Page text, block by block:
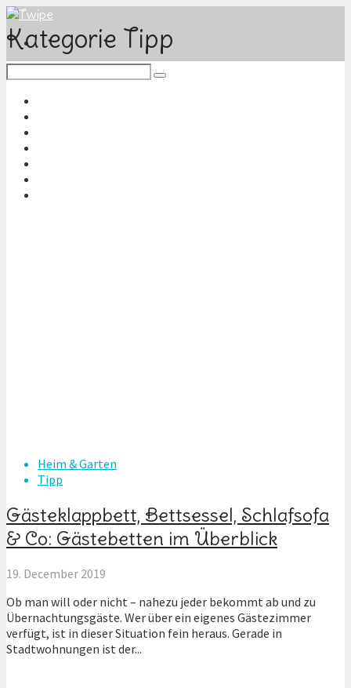
Kategorie Tipp
Heim & Garten
Tipp
Gästeklappbett, Bettsessel, Schlafsofa
& Co: Gästebetten im Überblick
19. December 2019
Ob man will oder nicht – nahezu jeder bekommt ab und zu
Übernachtungsgäste. Wer über ein eigenes Gästezimmer
verfügt, ist in dieser Situation fein heraus. Gerade in
Stadtwohnungen ist der...